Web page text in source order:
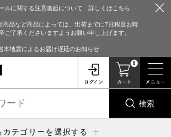
ルに関する注意喚起について 詳しくはこちら
商品など商品によっては、出荷までに7日程度お時
ご了承くださいますようお願い申し上げます。
本地震によるお届け遅延のお知らせ
0
検索
カテゴリーを選択する